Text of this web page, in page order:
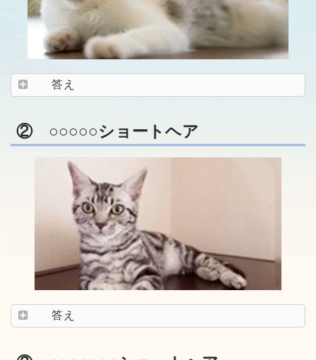
答え
② ○○○○○ショートヘア
答え